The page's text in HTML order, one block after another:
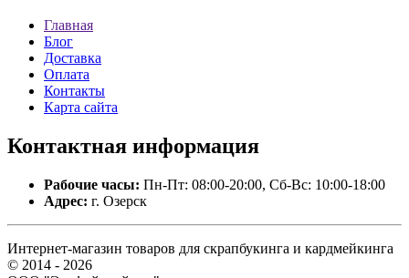
Главная
Блог
Доставка
Оплата
Контакты
Карта сайта
Контактная информация
Рабочие часы: Пн-Пт: 08:00-20:00, Сб-Вс: 10:00-18:00
Адрес: г. Озерск
Интернет-магазин товаров для скрапбукинга и кардмейкинга
© 2014 - 2026